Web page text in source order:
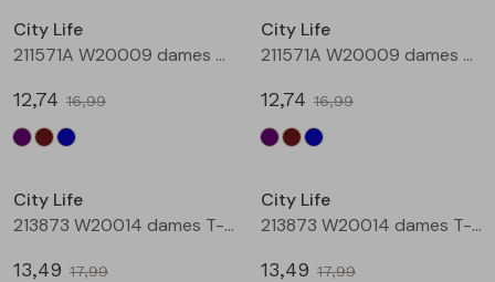
City Life
211571A W20009 dames T-shirt km Bruin
12,74 16,99
City Life
211571A W20009 dames T-shirt km Petrol
12,74 16,99
City Life
213873 W20014 dames T-shirt km Aubergine
13,49 17,99
City Life
213873 W20014 dames T-shirt km Bruin
13,49 17,99